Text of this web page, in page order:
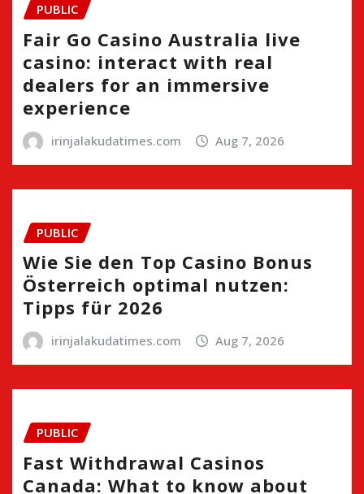
PUBLIC
Fair Go Casino Australia live
casino: interact with real
dealers for an immersive
experience
irinjalakudatimes.com Aug 7, 2026
PUBLIC
Wie Sie den Top Casino Bonus
Österreich optimal nutzen:
Tipps für 2026
irinjalakudatimes.com Aug 7, 2026
PUBLIC
Fast Withdrawal Casinos
Canada: What to know about